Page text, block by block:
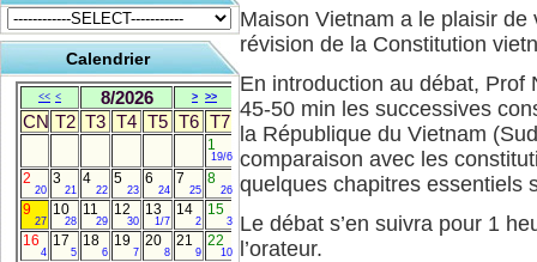
Calendrier
<< < 8/2026 > >>
CN T2 T3 T4 T5 T6 T7
1
19/6
2
20
3
21
4
22
5
23
6
24
7
25
8
26
9
27
10
28
11
29
12
30
13
1/7
14
2
15
3
16
4
17
5
18
6
19
7
20
8
21
9
22
10
Maison Vietnam a le plaisir
révision de la Constitution
En introduction au débat, Prof
45-50 min les successives
la République du Vietnam
comparaison avec les
quelques chapitres essentiels
Le débat s’en suivra pour 1
l’orateur.